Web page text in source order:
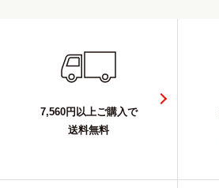
7,560円以上ご購入で
送料無料